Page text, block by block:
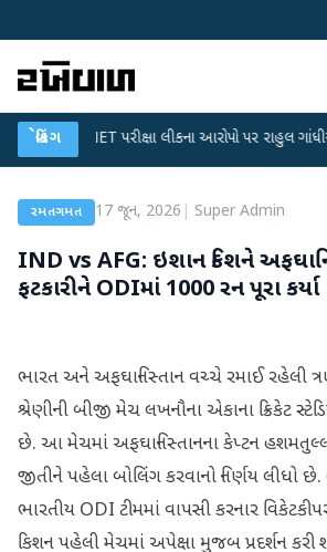
બ્રેકિંગ
NET પરીક્ષા લીકના આરોપો પર રાહુલ ગાંધીએ કેન્દ્ર પર
રમતગમત 17 જૂન, 2026 Super Admin
IND vs AFG: ઇશાન કિશને
ફટકારીને ODIમાં 1000 રન પૂરા કર્યા
ભારત અને અફઘાનિસ્તાન વચ્ચે રમાઈ રહેલી
શ્રેણીની બીજી મેચ લખનૌના એકાના ક્રિકેટ
છે. આ મેચમાં અફઘાનિસ્તાનના કેપ્ટન
જીતીને પહેલા બોલિંગ કરવાનો નિર્ણય લીધો
ભારતીય ODI ટીમમાં વાપસી કરનાર
કિશન પહેલી મેચમાં અપેક્ષા મુજબ પ્રદર્શન કરી